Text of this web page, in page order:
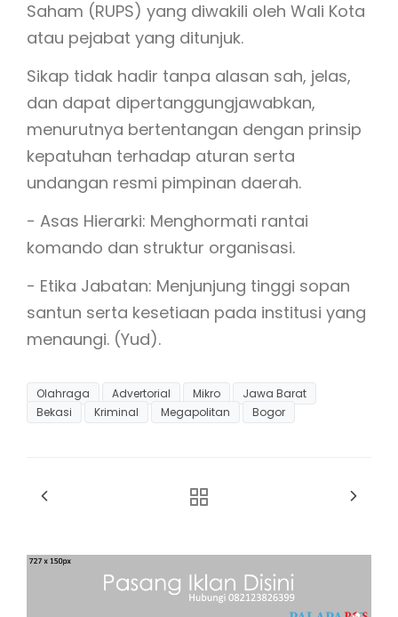
Saham (RUPS) yang diwakili oleh Wali Kota
atau pejabat yang ditunjuk.
Sikap tidak hadir tanpa alasan sah, jelas,
dan dapat dipertanggungjawabkan,
menurutnya bertentangan dengan prinsip
kepatuhan terhadap aturan serta
undangan resmi pimpinan daerah.
- Asas Hierarki: Menghormati rantai
komando dan struktur organisasi.
- Etika Jabatan: Menjunjung tinggi sopan
santun serta kesetiaan pada institusi yang
menaungi. (Yud).
Olahraga Advertorial Mikro
Jawa Barat
Bekasi
Kriminal Megapolitan Bogor